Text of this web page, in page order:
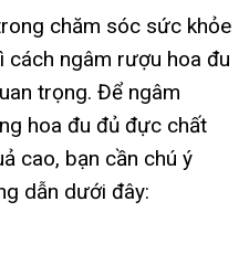
chăm sóc sức khỏe
cách ngâm rượu hoa đu
trọng. Để ngâm
hoa đu đủ đực chất
cao, bạn cần chú ý
dẫn dưới đây: